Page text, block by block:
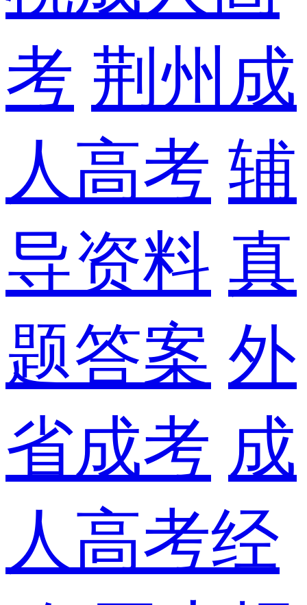
考 荆州成
人高考 辅
导资料 真
题答案 外
省成考 成
人高考经